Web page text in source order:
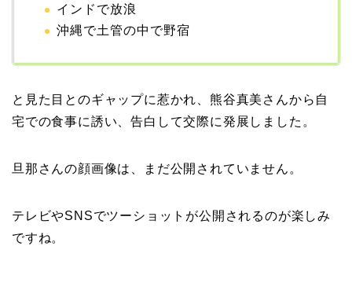
インドで放浪
沖縄で土管の中で野宿
と見た目とのギャップに惹かれ、熊谷真美さんから自
宅での食事に誘い、告白して交際に発展しました。
旦那さんの顔画像は、まだ公開されていません。
テレビやSNSでツーショットが公開されるのが楽しみ
ですね。